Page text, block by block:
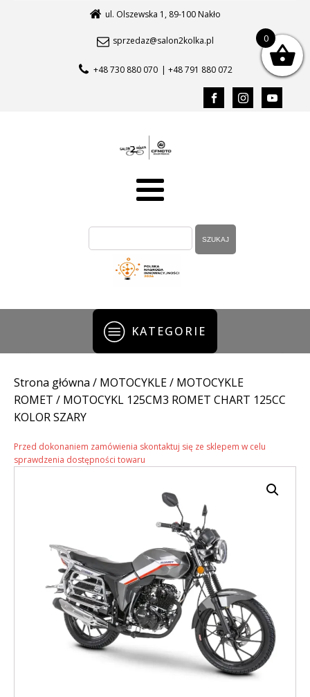
ul. Olszewska 1, 89-100 Nakło
sprzedaz@salon2kolka.pl
+48 730 880 070 | +48 791 880 072
KATEGORIE
Strona główna / MOTOCYKLE/ MOTOCYKLE
ROMET / MOTOCYKL 125CM3 ROMET CHART 125CC
KOLOR SZARY
Przed dokonaniem zamówienia skontaktuj się ze sklepem w celu
sprawdzenia dostępności towaru
0